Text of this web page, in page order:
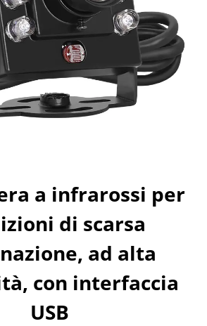
a infrarossi per
di scarsa
ad alta
con interfaccia
USB